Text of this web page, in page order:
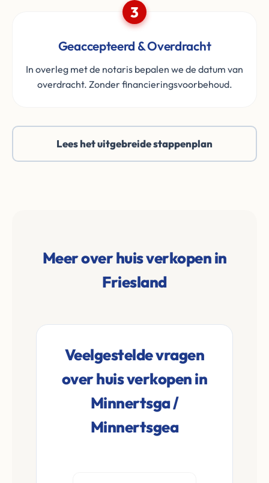
3
Geaccepteerd & Overdracht
In overleg met de notaris bepalen we de datum van
overdracht. Zonder financieringsvoorbehoud.
Lees het uitgebreide stappenplan
Meer over huis verkopen in
Friesland
Veelgestelde vragen
over huis verkopen in
Minnertsga /
Minnertsgea